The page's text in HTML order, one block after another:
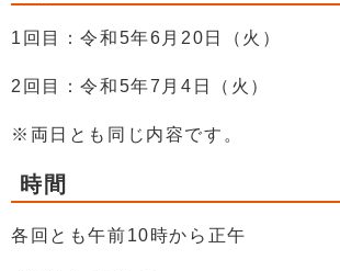
1回目：令和5年6月20日（火）
2回目：令和5年7月4日（火）
※両日とも同じ内容です。
時間
各回とも午前10時から正午